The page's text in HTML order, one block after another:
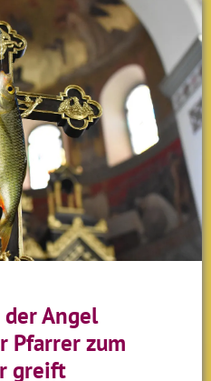
der Angel
Pfarrer zum
greift